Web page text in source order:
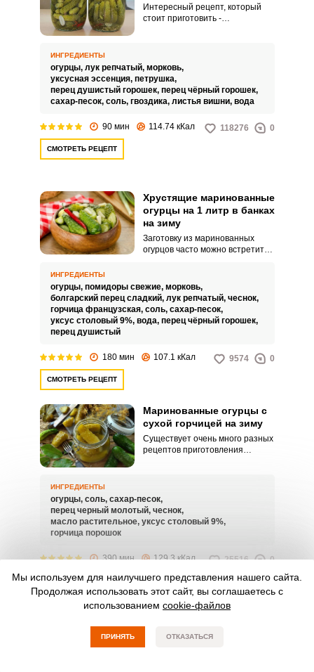
Интересный рецепт, который
стоит приготовить -
маринованных огурцов
достаточно прост.
ИНГРЕДИЕНТЫ
огурцы, лук репчатый, морковь,
уксусная эссенция, петрушка,
перец душистый горошек, перец чёрный горошек,
сахар-песок, соль, гвоздика, листья вишни, вода
90 мин 114.74 кКал 118276 0
СМОТРЕТЬ РЕЦЕПТ
Хрустящие маринованные
огурцы на 1 литр в банках
на зиму
Заготовку из маринованных
огурцов часто можно встретить
овощем всегда становится
вкуснее и аппетитнее.
ИНГРЕДИЕНТЫ
огурцы, помидоры свежие, морковь,
болгарский перец сладкий, лук репчатый, чеснок,
горчица французская, соль, сахар-песок,
уксус столовый 9%, вода, перец чёрный горошек,
перец душистый
180 мин 107.1 кКал 9574 0
СМОТРЕТЬ РЕЦЕПТ
Маринованные огурцы с
сухой горчицей на зиму
Существует очень много разных
рецептов приготовления
зимнее время.
ИНГРЕДИЕНТЫ
огурцы, соль, сахар-песок,
перец черный молотый, чеснок,
масло растительное, уксус столовый 9%,
горчица порошок
390 мин 129.3 кКал 25516 0
СМОТРЕТЬ РЕЦЕПТ
Маринованные огурцы в
банках с
закручивающимися
крышками на зиму
Мы используем для наилучшего представления нашего сайта.
Продолжая использовать этот сайт, вы соглашаетесь с
использованием cookie-файлов
ПРИНЯТЬ ОТКАЗАТЬСЯ